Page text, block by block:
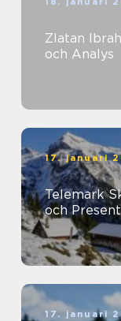
Zlatan
och Analys
17. januari
Telemark
och
17. januari